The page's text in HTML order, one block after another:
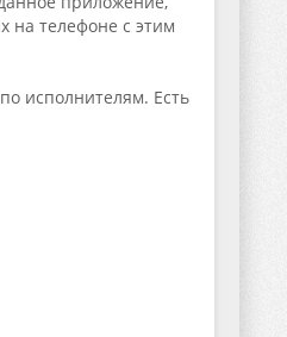
на телефоне с этим
исполнителям. Есть